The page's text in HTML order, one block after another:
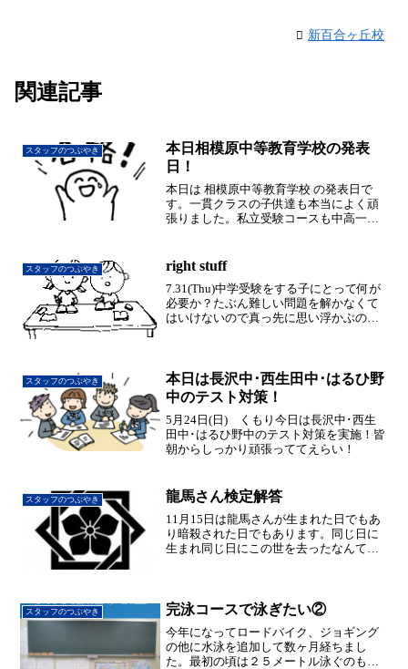
新百合ヶ丘校
関連記事
スタッフのつぶやき
本日相模原中等教育学校の発表
日！
本日は 相模原中等教育学校 の発表日で
す。一貫クラスの子供達も本当によく頑
張りました。私立受験コースも中高一貫
出来ると思っています。毎年素敵な笑顔
をありがとう！
スタッフのつぶやき right stuff
7.31(Thu)中学受験をする子にとって何が
必要か？たぶん難しい問題を解かなくて
はいけないので真っ先に思い浮かぶのが
のは何か？それ...
スタッフのつぶやき
本日は長沢中･西生田中･はるひ野
中のテスト対策！
5月24日(日) くもり今日は長沢中･西生
田中･はるひ野中のテスト対策を実施！皆
朝からしっかり頑張っててえらい！
スタッフのつぶやき 龍馬さん検定解答
11月15日は龍馬さんが生まれた日でもあ
り暗殺された日でもあります。同じ日に
生まれ同じ日にこの世を去ったなんて、
れ１月１５日と同じ１...
スタッフのつぶやき 完泳コースで泳ぎたい②
今年になってロードバイク、ジョギング
の他に水泳を追加して数ヶ月経ちまし
た。最初の頃は２５メートル泳ぐのも息